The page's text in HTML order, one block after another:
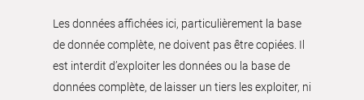
Les données affichées ici, particulièrement la base
de donnée complète, ne doivent pas être copiées. Il
est interdit d’exploiter les données ou la base de
données complète, de laisser un tiers les exploiter, ni